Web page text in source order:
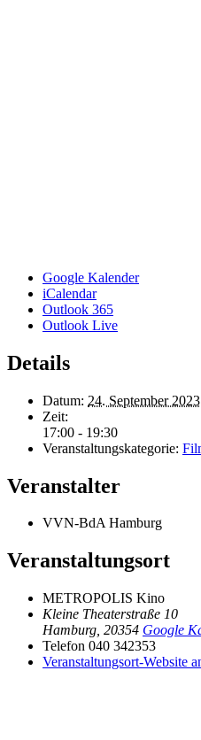
Google Kalender
iCalendar
Outlook 365
Outlook Live
Details
Datum: 24. September 2023
Zeit:
17:00 - 19:30
Veranstaltungskategorie:
Veranstalter
VVN-BdA Hamburg
Veranstaltungsort
METROPOLIS Kino
Kleine Theaterstraße 10
Hamburg 20354 Google
Telefon 040 342353
Veranstaltungsort-Website